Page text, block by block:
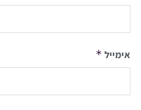
אימייל *